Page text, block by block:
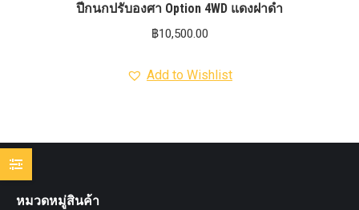
ปีกนกปรับองศา Option 4WD แดงฝาดำ
฿10,500.00
Add to Wishlist
หมวดหมู่สินค้า